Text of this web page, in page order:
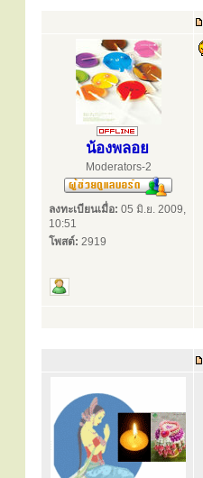
น้องพลอย
Moderators-2
ลงทะเบียนเมื่อ: 05 มิ.ย. 2009,
10:51
โพสต์: 2919